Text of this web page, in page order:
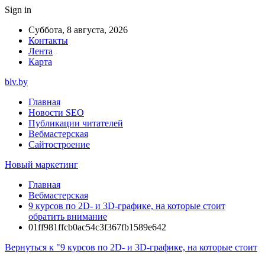
Sign in
Суббота, 8 августа, 2026
Контакты
Лента
Карта
blv.by
Главная
Новости SEO
Публикации читателей
Вебмастерская
Сайтостроение
Новый маркетинг
Главная
Вебмастерская
9 курсов по 2D- и 3D-графике, на которые стоит
обратить внимание
01ff981ffcb0ac54c3f367fb1589e642
Вернуться к "9 курсов по 2D- и 3D-графике, на которые стоит